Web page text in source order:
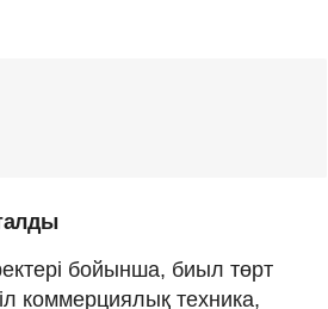
бойынша, биыл төрт
коммерциялық техника,